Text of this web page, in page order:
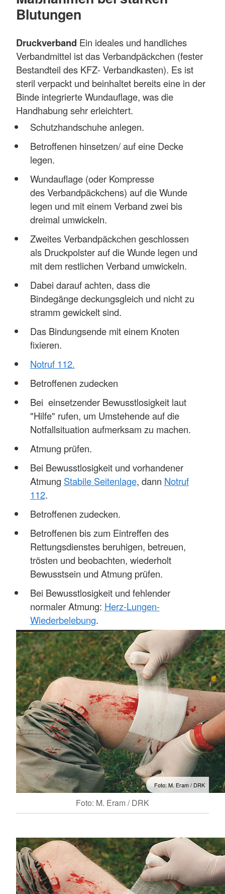
Blutungen
Druckverband Ein ideales und handliches
Verbandmittel ist das Verbandpäckchen (fester
Bestandteil des KFZ- Verbandkasten). Es ist
steril verpackt und beinhaltet bereits eine in der
Binde integrierte Wundauflage, was die
Handhabung sehr erleichtert.
Schutzhandschuhe anlegen.
Betroffenen hinsetzen/ auf eine Decke
legen.
Wundauflage (oder Kompresse
des Verbandpäckchens) auf die Wunde
legen und mit einem Verband zwei bis
dreimal umwickeln.
Zweites Verbandpäckchen geschlossen
als Druckpolster auf die Wunde legen und
mit dem restlichen Verband umwickeln.
Dabei darauf achten, dass die
Bindegänge deckungsgleich und nicht zu
stramm gewickelt sind.
Das Bindungsende mit einem Knoten
fixieren.
Notruf 112.
Betroffenen zudecken
Bei einsetzender Bewusstlosigkeit laut
"Hilfe" rufen, um Umstehende auf die
Notfallsituation aufmerksam zu machen.
Atmung prüfen.
Bei Bewusstlosigkeit und vorhandener
Atmung Stabile Seitenlage, dann Notruf
112.
Betroffenen zudecken.
Betroffenen bis zum Eintreffen des
Rettungsdienstes beruhigen, betreuen,
trösten und beobachten, wiederholt
Bewusstsein und Atmung prüfen.
Bei Bewusstlosigkeit und fehlender
normaler Atmung: Herz-Lungen-
Wiederbelebung.
Foto: M. Eram / DRK
Foto: M. Eram / DRK